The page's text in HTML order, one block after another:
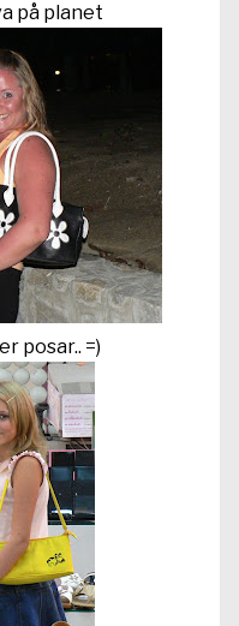
på planet
posar.. =)